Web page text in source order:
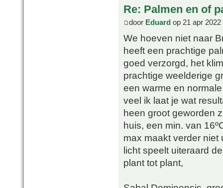
Re: Palmen en of
door Eduard op 21 apr 2022
We hoeven niet naar
heeft een prachtige
goed verzorgd, het
prachtige weelderige
een warme en
veel ik laat je wat
heen groot geworden
huis, een min. van
max maakt verder niet
licht speelt uiteraard
plant tot plant,